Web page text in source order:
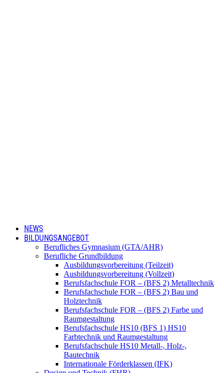
NEWS
BILDUNGSANGEBOT
Berufliches Gymnasium (GTA/AHR)
Berufliche Grundbildung
Ausbildungsvorbereitung (Teilzeit)
Ausbildungsvorbereitung (Vollzeit)
Berufsfachschule FOR – (BFS 2) Metalltechnik
Berufsfachschule FOR – (BFS 2) Bau und
Holztechnik
Berufsfachschule FOR – (BFS 2) Farbe und
Raumgestaltung
Berufsfachschule HS10 (BFS 1) HS10
Farbtechnik und Raumgestaltung
Berufsfachschule HS10 Metall-, Holz-,
Bautechnik
Internationale Förderklassen (IFK)